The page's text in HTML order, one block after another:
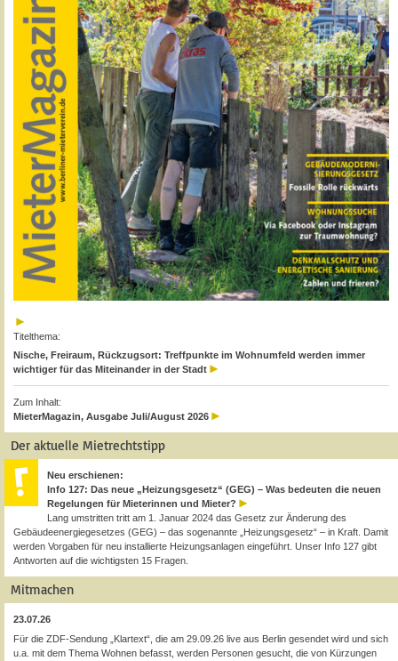
Titelthema:
Nische, Freiraum, Rückzugsort: Treffpunkte im Wohnumfeld werden immer
wichtiger für das Miteinander in der Stadt
Zum Inhalt:
MieterMagazin, Ausgabe Juli/August 2026
Der aktuelle Mietrechtstipp
Neu erschienen:
Info 127: Das neue „Heizungsgesetz“ (GEG) – Was bedeuten die neuen
Regelungen für Mieterinnen und Mieter?
Lang umstritten tritt am 1. Januar 2024 das Gesetz zur Änderung des
Gebäudeenergiegesetzes (GEG) – das sogenannte „Heizungsgesetz“ – in Kraft. Damit
werden Vorgaben für neu installierte Heizungsanlagen eingeführt. Unser Info 127 gibt
Antworten auf die wichtigsten 15 Fragen.
Mitmachen
23.07.26
Für die ZDF-Sendung „Klartext“, die am 29.09.26 live aus Berlin gesendet wird und sich
u.a. mit dem Thema Wohnen befasst, werden Personen gesucht, die von Kürzungen